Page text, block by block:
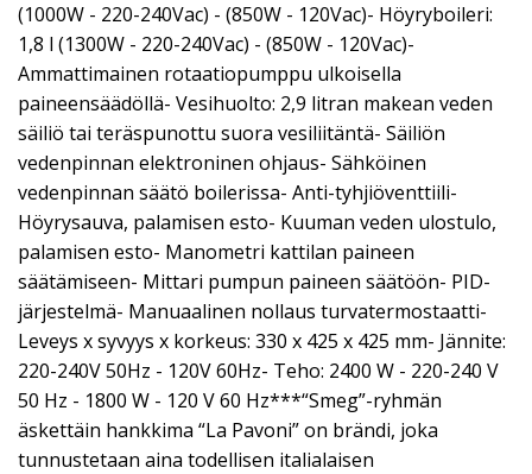
(1000W - 220-240Vac) - (850W - 120Vac)- Höyryboileri:
1,8 l (1300W - 220-240Vac) - (850W - 120Vac)-
Ammattimainen rotaatiopumppu ulkoisella
paineensäädöllä- Vesihuolto: 2,9 litran makean veden
säiliö tai teräspunottu suora vesiliitäntä- Säiliön
vedenpinnan elektroninen ohjaus- Sähköinen
vedenpinnan säätö boilerissa- Anti-tyhjiöventtiili-
Höyrysauva, palamisen esto- Kuuman veden ulostulo,
palamisen esto- Manometri kattilan paineen
säätämiseen- Mittari pumpun paineen säätöön- PID-
järjestelmä- Manuaalinen nollaus turvatermostaatti-
Leveys x syvyys x korkeus: 330 x 425 x 425 mm- Jännite:
220-240V 50Hz - 120V 60Hz- Teho: 2400 W - 220-240 V
50 Hz - 1800 W - 120 V 60 Hz***“Smeg”-ryhmän
äskettäin hankkima “La Pavoni” on brändi, joka
tunnustetaan aina todellisen italialaisen